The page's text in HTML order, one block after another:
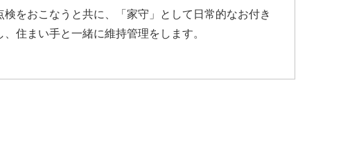
検をおこなうと共に、「家守」として日常的なお付き
住まい手と一緒に維持管理をします。